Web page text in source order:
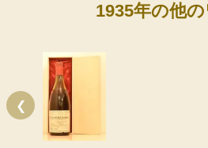
1935年の他
❮